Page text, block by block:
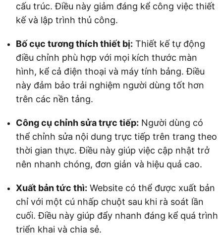
cấu trúc. Điều này giảm đáng kể công việc thiết
kế và lập trình thủ công.
Bố cục tương thích thiết bị: Thiết kế tự động
điều chỉnh phù hợp với mọi kích thước màn
hình, kể cả điện thoại và máy tính bảng. Điều
này đảm bảo trải nghiệm người dùng tốt hơn
trên các nền tảng.
Công cụ chỉnh sửa trực tiếp: Người dùng có
thể chỉnh sửa nội dung trực tiếp trên trang theo
thời gian thực. Điều này giúp việc cập nhật trở
nên nhanh chóng, đơn giản và hiệu quả cao.
Xuất bản tức thì: Website có thể được xuất bản
chỉ với một cú nhấp chuột sau khi rà soát lần
cuối. Điều này giúp đẩy nhanh đáng kể quá trình
triển khai và chia sẻ.